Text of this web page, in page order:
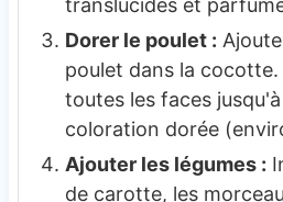
translucides et
Dorer le poulet :
poulet dans la
toutes les faces
coloration dorée
Ajouter les légumes :
de carotte, les